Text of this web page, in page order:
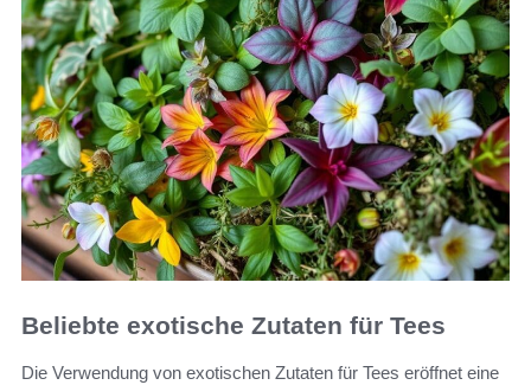
Beliebte exotische Zutaten für Tees
Die Verwendung von exotischen Zutaten für Tees eröffnet eine